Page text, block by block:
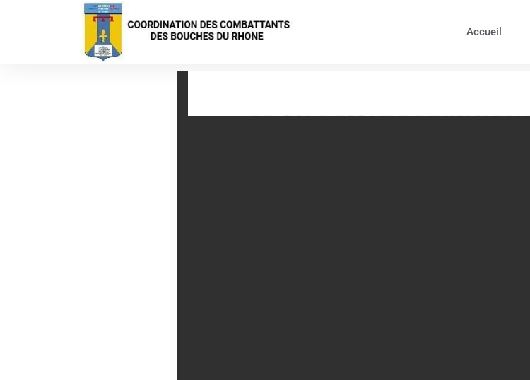
Accueil